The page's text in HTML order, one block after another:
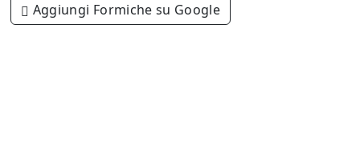
Aggiungi Formiche su Google